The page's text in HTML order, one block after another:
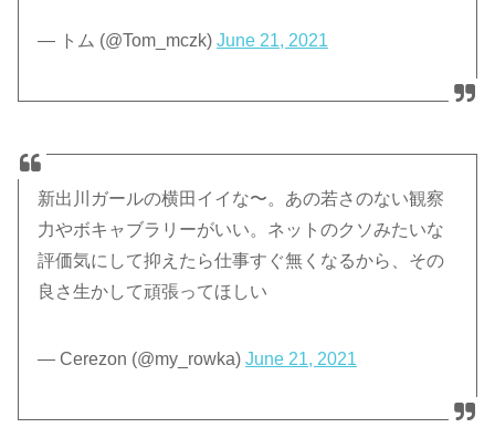
— トム (@Tom_mczk)June 21, 2021
新出川ガールの横田イイな〜。あの若さのない観察
力やボキャブラリーがいい。ネットのクソみたいな
評価気にして抑えたら仕事すぐ無くなるから、その
良さ生かして頑張ってほしい
— Cerezon (@my_rowka)June 21, 2021